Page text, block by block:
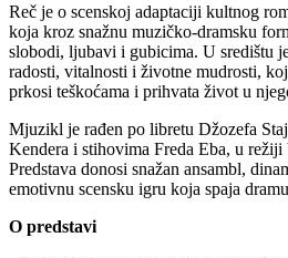
Reč je o scenskoj adaptaciji kultnog
koja kroz snažnu muzičko-dramsku
slobodi, ljubavi i gubicima. U središtu
radosti, vitalnosti i životne mudrosti,
prkosi teškoćama i prihvata život u
Mjuzikl je rađen po libretu Džozefa
Kendera i stihovima Freda Eba, u
Predstava donosi snažan ansambl,
emotivnu scensku igru koja spaja
O predstavi